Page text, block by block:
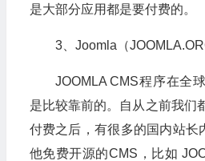
是大部分应用都是要付费的。
3、Joomla（
JOOMLA CMS程序在全
是比较靠前的。自从之前我们
付费之后，有很多的国内站长
他免费开源的CMS，比如